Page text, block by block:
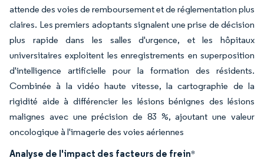
attende des voies de remboursement et de réglementation plus
claires. Les premiers adoptants signalent une prise de décision
plus rapide dans les salles d'urgence, et les hôpitaux
universitaires exploitent les enregistrements en superposition
d'intelligence artificielle pour la formation des résidents.
Combinée à la vidéo haute vitesse, la cartographie de la
rigidité aide à différencier les lésions bénignes des lésions
malignes avec une précision de 83 %, ajoutant une valeur
oncologique à l'imagerie des voies aériennes
Analyse de l'impact des facteurs de frein*